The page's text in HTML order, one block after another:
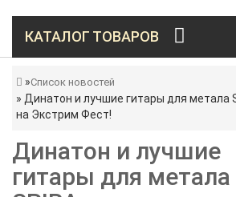
КАТАЛОГ ТОВАРОВ
Список новостей
Динатон и лучшие гитары для метала
на Экстрим Фест!
Динатон и лучшие
гитары для метала